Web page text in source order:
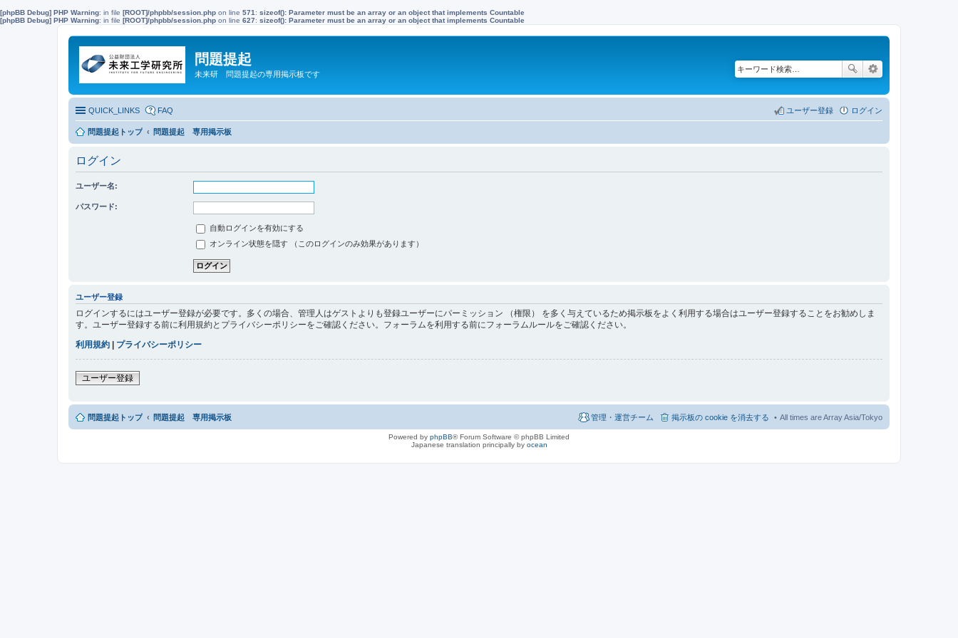
[phpBB Debug] PHP Warning: in file [ROOT]/phpbb/session.php on line 571 : sizeof(): Parameter must be an array or an object that implements Countable
[phpBB Debug] PHP Warning: in file [ROOT]/phpbb/session.php on line 627: sizeof(): Parameter must be an array or an object that implements Countable
問題提起
未来研 問題提起の専用掲示板です
QUICK_LINKS FAQ ログイン
ユーザー登録
問題提起トップ 問題提起 専用掲示板
ログイン
ユーザー名:
パスワード:
自動ログインを有効にする
オンライン状態を隠す （このログインのみ効果があります）
ユーザー登録
ログインするにはユーザー登録が必要です。多くの場合、管理人はゲストよりも登録ユーザーにパーミッション （権限） を多く与えているため掲示板をよく利用する場合はユーザー登録することをお勧めしま
す。ユーザー登録する前に利用規約とプライバシーポリシーをご確認ください。フォーラムを利用する前にフォーラムルールをご確認ください。
利用規約
プライバシーポリシー
ユーザー登録
問題提起トップ 問題提起 専用掲示板 All times are Array Asia/Tokyo
掲示板の cookie を消去する
管理・運営チーム
Powered by phpBB® Forum Software © phpBB Limited
Japanese translation principally by ocean